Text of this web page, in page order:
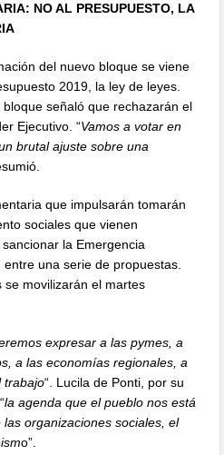
NO AL PRESUPUESTO, LA
del nuevo bloque se viene
2019, la ley de leyes.
señaló que rechazarán el
Ejecutivo. “Vamos a votar en
brutal ajuste sobre una
que impulsarán tomarán
sociales que vienen
la Emergencia
una serie de propuestas.
se movilizarán el martes
expresar a las pymes, a
a las economías regionales, a
trabajo“. Lucila de Ponti, por su
la agenda que el pueblo nos está
organizaciones sociales, el
o”.